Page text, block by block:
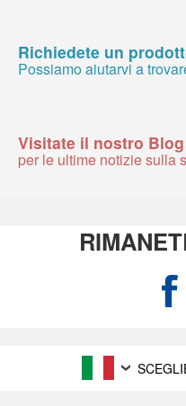
Richiedete un
Possiamo aiutarvi a
Visitate il nostro Blog
per le ultime notizie sulla